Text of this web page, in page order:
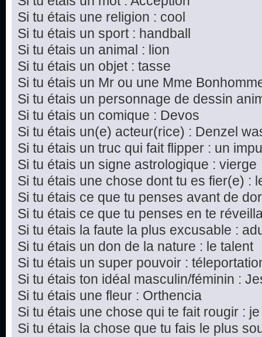
Si tu étais une religion : cool
Si tu étais un sport : handball
Si tu étais un animal : lion
Si tu étais un objet : tasse
Si tu étais un Mr ou une Mme
Si tu étais un personnage de dessin
Si tu étais un comique : Devos
Si tu étais un(e) acteur(rice) : Denzel
Si tu étais un truc qui fait flipper : un
Si tu étais un signe astrologique : vierge
Si tu étais une chose dont tu es fier(e) :
Si tu étais ce que tu penses avant de
Si tu étais ce que tu penses en te
Si tu étais la faute la plus excusable :
Si tu étais un don de la nature : le talent
Si tu étais un super pouvoir :
Si tu étais ton idéal masculin/féminin :
Si tu étais une fleur : Orthencia
Si tu étais une chose qui te fait rougir :
Si tu étais la chose que tu fais le plus